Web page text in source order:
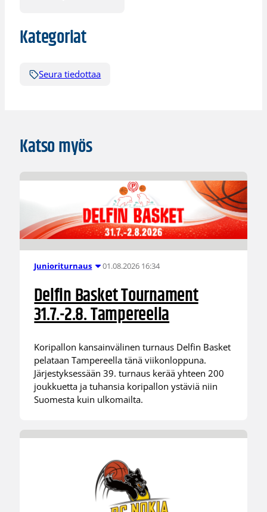
Kategoriat
Seura tiedottaa
Katso myös
Junioriturnaus 01.08.2026 16:34
Delfin Basket Tournament
31.7.-2.8. Tampereella
Koripallon kansainvälinen turnaus Delfin Basket
pelataan Tampereella tänä viikonloppuna.
Järjestyksessään 39. turnaus kerää yhteen 200
joukkuetta ja tuhansia koripallon ystäviä niin
Suomesta kuin ulkomailta.